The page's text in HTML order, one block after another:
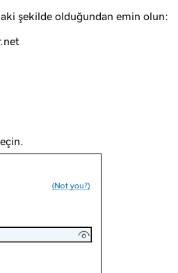
şekilde olduğundan emin olun: